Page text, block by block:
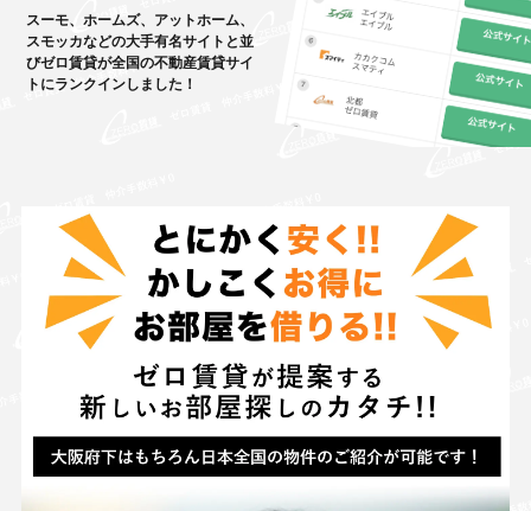
スーモ、ホームズ、アットホーム、
スモッカなどの大手有名サイトと並
びゼロ賃貸が全国の不動産賃貸サイ
トにランクインしました！